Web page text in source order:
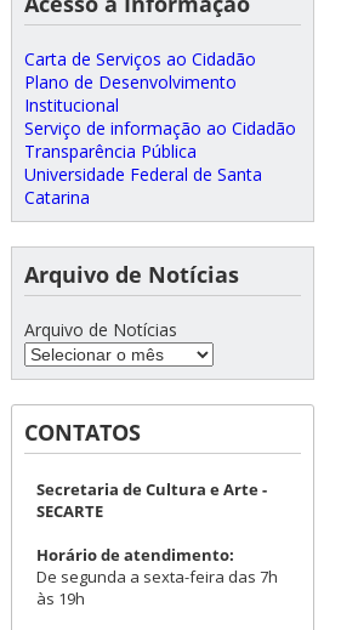
Carta de Serviços ao Cidadão
Plano de Desenvolvimento
Institucional
Serviço de informação ao Cidadão
Transparência Pública
Universidade Federal de Santa
Catarina
Arquivo de Notícias
Arquivo de Notícias
CONTATOS
Secretaria de Cultura e Arte -
SECARTE
Horário de atendimento:
De segunda a sexta-feira das 7h
às 19h